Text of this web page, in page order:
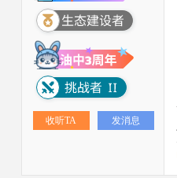
收听TA 发消息